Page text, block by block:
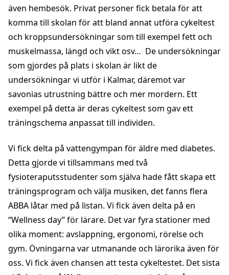
även hembesök. Privat personer fick betala för att
komma till skolan för att bland annat utföra cykeltest
och kroppsundersökningar som till exempel fett och
muskelmassa, längd och vikt osv… De undersökningar
som gjordes på plats i skolan är likt de
undersökningar vi utför i Kalmar, däremot var
savonias utrustning bättre och mer mordern. Ett
exempel på detta är deras cykeltest som gav ett
träningschema anpassat till individen.
Vi fick delta på vattengympan för äldre med diabetes.
Detta gjorde vi tillsammans med två
fysioteraputsstudenter som själva hade fått skapa ett
träningsprogram och välja musiken, det fanns flera
ABBA låtar med på listan. Vi fick även delta på en
“Wellness day” för lärare. Det var fyra stationer med
olika moment: avslappning, ergonomi, rörelse och
gym. Övningarna var utmanande och lärorika även för
oss. Vi fick även chansen att testa cykeltestet. Det sista